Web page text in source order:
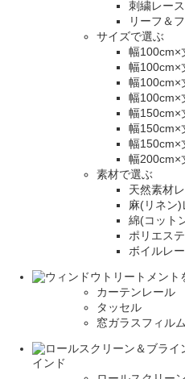
刺繍レー
リーフ＆
サイズで選ぶ
幅100cm×
幅100cm×
幅100cm×
幅100cm×
幅150cm×
幅150cm×
幅150cm×
幅200cm×
素材で選ぶ
天然素材
麻(リネン)
綿(コット
ポリエス
ボイルレ
カーテンレール
タッセル
窓ガラスフィルム
インド